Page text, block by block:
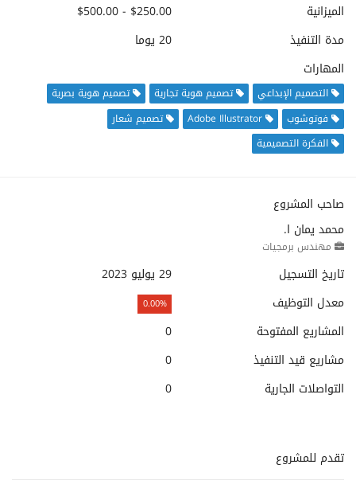
الميزانية
$250.00 - $500.00
مدة التنفيذ
20 يوما
المهارات
التصميم الإبداعي تصميم هوية تجارية
تصميم هوية بصرية
فوتوشوب
Adobe Illustrator
تصميم شعار
الفكرة التصميمية
صاحب المشروع
محمد يمان ا.
مهندس برمجيات
تاريخ التسجيل
29 يوليو 2023
معدل التوظيف
0.00%
المشاريع المفتوحة
0
مشاريع قيد التنفيذ
0
التواصلات الجارية
0
تقدم للمشروع